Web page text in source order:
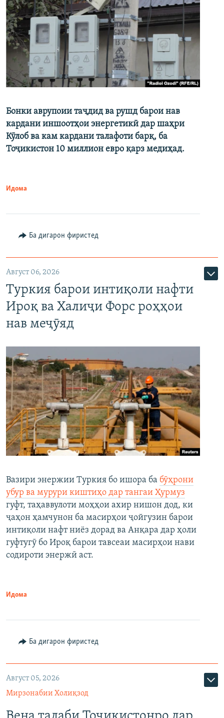
Бонки аврупоии таҷдид ва рушд барои нав
кардани иншоотҳои энергетикӣ дар шаҳри
Кӯлоб ва кам кардани талафоти барқ, ба
Тоҷикистон 10 миллион евро қарз медиҳад.
Идома
Ба дигарон фиристед
Август 06, 2026
Туркия барои интиқоли нафти
Ироқ ва Халиҷи Форс роҳҳои
нав меҷӯяд
Вазири энержии Туркия бо ишора ба бӯҳрони
убур ва мурури киштиҳо дар тангаи Ҳурмуз
гуфт, таҳаввулоти моҳҳои ахир нишон дод, ки
ҷаҳон ҳамчунон ба масирҳои ҷойгузин барои
интиқоли нафт ниёз дорад ва Анқара дар ҳоли
гуфтугӯ бо Ироқ барои тавсеаи масирҳои нави
содироти энержӣ аст.
Идома
Ба дигарон фиристед
Август 05, 2026
Мирзонабии Холиқзод